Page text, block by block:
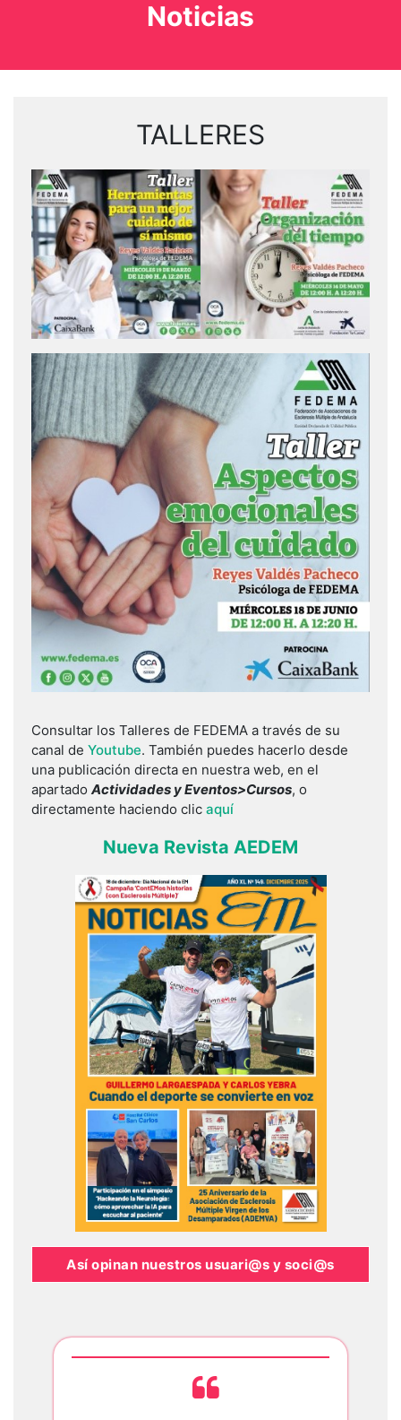
Noticias
TALLERES
Consultar los Talleres de FEDEMA a través de su
canal de Youtube. También puedes hacerlo desde
una publicación directa en nuestra web, en el
apartado Actividades y Eventos>Cursos, o
directamente haciendo clic aquí
Nueva Revista AEDEM
Así opinan nuestros usuari@s y soci@s